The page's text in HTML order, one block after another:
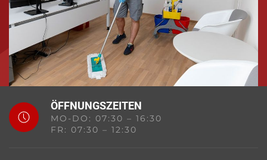
ÖFFNUNGSZEITEN
MO-DO: 07:30 – 16:30
FR: 07:30 – 12:30